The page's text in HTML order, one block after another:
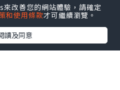
改善您的網站體驗，請確定
和使用條款才可繼續瀏覽。
讀及同意
入面用Lancôme
小黑瓶當精華液